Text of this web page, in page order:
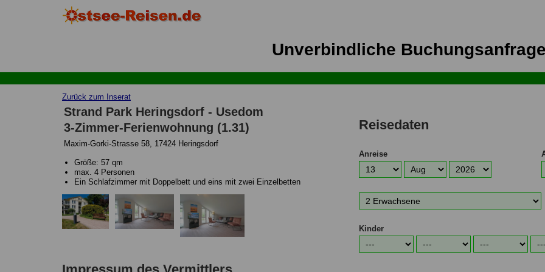
Unverbindliche Buchungsanfrage
Zurück zum Inserat
Strand Park Heringsdorf - Usedom
3-Zimmer-Ferienwohnung (1.31)
Maxim-Gorki-Strasse 58, 17424 Heringsdorf
Größe: 57 qm
max. 4 Personen
Ein Schlafzimmer mit Doppelbett und eins mit zwei Einzelbetten
Reisedaten
Anreise
Erwachsene
Kinder